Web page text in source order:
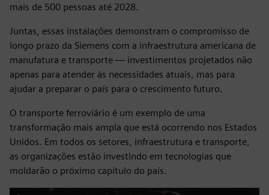
mais de 500 pessoas até 2028.
Juntas, essas instalações demonstram o compromisso de
longo prazo da Siemens com a infraestrutura americana de
manufatura e transporte — investimentos projetados não
apenas para atender às necessidades atuais, mas para
ajudar a preparar o país para o crescimento futuro.
O transporte ferroviário é um exemplo de uma
transformação mais ampla que está ocorrendo nos Estados
Unidos. Em todos os setores, infraestrutura e transporte,
as organizações estão investindo em tecnologias que
moldarão o próximo capítulo do país.